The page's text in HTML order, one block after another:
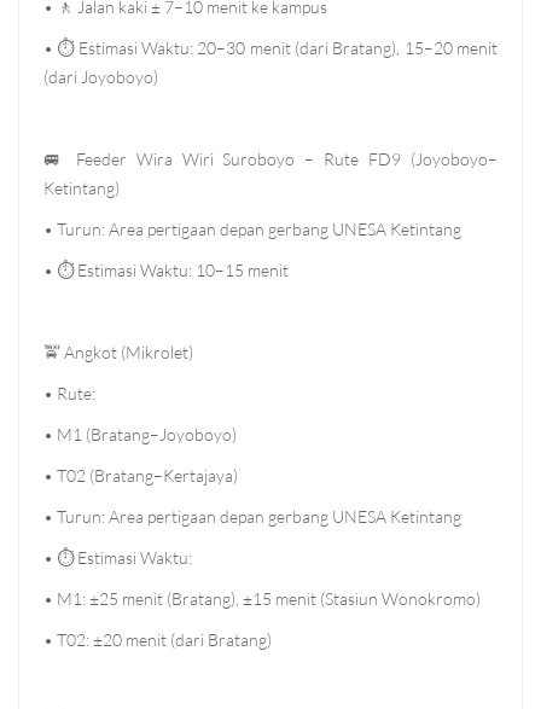
• 🚶 Jalan kaki ± 7–10 menit ke kampus
• ⏱Estimasi Waktu: 20–30 menit (dari Bratang), 15–20 menit
(dari Joyoboyo)
🚐
Feeder Wira Wiri Suroboyo – Rute FD9 (Joyoboyo–
Ketintang)
• Turun: Area pertigaan depan gerbang UNESA Ketintang
• ⏱Estimasi Waktu: 10–15 menit
🚖 Angkot (Mikrolet)
• Rute:
• M1 (Bratang–Joyoboyo)
• T02 (Bratang–Kertajaya)
• Turun: Area pertigaan depan gerbang UNESA Ketintang
• ⏱Estimasi Waktu:
• M1: ±25 menit (Bratang), ±15 menit (Stasiun Wonokromo)
• T02: ±20 menit (dari Bratang)